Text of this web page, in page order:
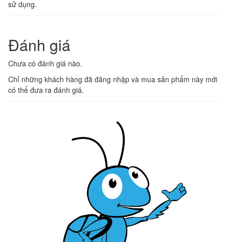
sử dụng.
Đánh giá
Chưa có đánh giá nào.
Chỉ những khách hàng đã đăng nhập và mua sản phẩm này mới
có thể đưa ra đánh giá.